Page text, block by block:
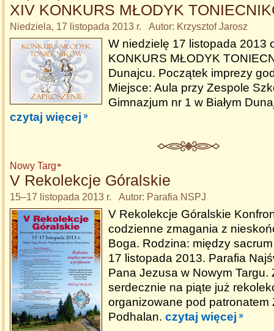
XIV KONKURS MŁODYK
Niedziela, 17 listopada 2013 r. Autor: Krzysztof Jarosz
W niedzielę 17 listopada 2013
KONKURS MŁODYK
Dunajcu. Początek imprezy
Miejsce: Aula przy Zespole
Gimnazjum nr 1 w Białym
czytaj więcej
Nowy Targ
V Rekolekcje Góralskie
15–17 listopada 2013 r. Autor: Parafia NSPJ
V Rekolekcje Góralskie
codzienne zmagania z
Boga. Rodzina: między
17 listopada 2013. Parafia
Pana Jezusa w Nowym Targu.
serdecznie na piąte już
organizowane pod patronatem
Podhalan. czytaj więcej